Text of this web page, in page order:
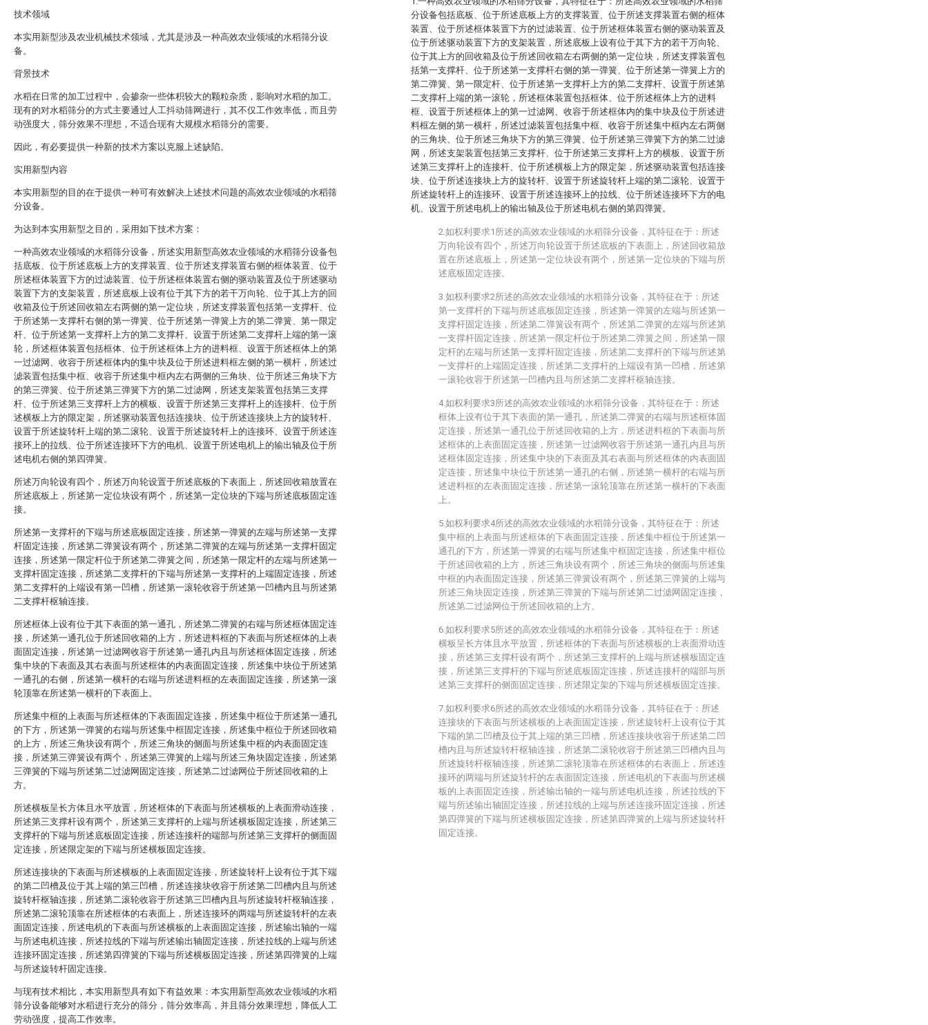
技术领域
本实用新型涉及农业机械技术领域，尤其是涉及一种高效农业领域的水稻筛分设
备。
背景技术
水稻在日常的加工过程中，会掺杂一些体积较大的颗粒杂质，影响对水稻的加工。
现有的对水稻筛分的方式主要通过人工抖动筛网进行，其不仅工作效率低，而且劳
动强度大，筛分效果不理想，不适合现有大规模水稻筛分的需要。
因此，有必要提供一种新的技术方案以克服上述缺陷。
实用新型内容
本实用新型的目的在于提供一种可有效解决上述技术问题的高效农业领域的水稻筛
分设备。
为达到本实用新型之目的，采用如下技术方案：
一种高效农业领域的水稻筛分设备，所述实用新型高效农业领域的水稻筛分设备包
括底板、位于所述底板上方的支撑装置、位于所述支撑装置右侧的框体装置、位于
所述框体装置下方的过滤装置、位于所述框体装置右侧的驱动装置及位于所述驱动
装置下方的支架装置，所述底板上设有位于其下方的若干万向轮、位于其上方的回
收箱及位于所述回收箱左右两侧的第一定位块，所述支撑装置包括第一支撑杆、位
于所述第一支撑杆右侧的第一弹簧、位于所述第一弹簧上方的第二弹簧、第一限定
杆、位于所述第一支撑杆上方的第二支撑杆、设置于所述第二支撑杆上端的第一滚
轮，所述框体装置包括框体、位于所述框体上方的进料框、设置于所述框体上的第
一过滤网、收容于所述框体内的集中块及位于所述进料框左侧的第一横杆，所述过
滤装置包括集中框、收容于所述集中框内左右两侧的三角块、位于所述三角块下方
的第三弹簧、位于所述第三弹簧下方的第二过滤网，所述支架装置包括第三支撑
杆、位于所述第三支撑杆上方的横板、设置于所述第三支撑杆上的连接杆、位于所
述横板上方的限定架，所述驱动装置包括连接块、位于所述连接块上方的旋转杆、
设置于所述旋转杆上端的第二滚轮、设置于所述旋转杆上的连接环、设置于所述连
接环上的拉线、位于所述连接环下方的电机、设置于所述电机上的输出轴及位于所
述电机右侧的第四弹簧。
所述万向轮设有四个，所述万向轮设置于所述底板的下表面上，所述回收箱放置在
所述底板上，所述第一定位块设有两个，所述第一定位块的下端与所述底板固定连
接。
所述第一支撑杆的下端与所述底板固定连接，所述第一弹簧的左端与所述第一支撑
杆固定连接，所述第二弹簧设有两个，所述第二弹簧的左端与所述第一支撑杆固定
连接，所述第一限定杆位于所述第二弹簧之间，所述第一限定杆的左端与所述第一
支撑杆固定连接，所述第二支撑杆的下端与所述第一支撑杆的上端固定连接，所述
第二支撑杆的上端设有第一凹槽，所述第一滚轮收容于所述第一凹槽内且与所述第
二支撑杆枢轴连接。
所述框体上设有位于其下表面的第一通孔，所述第二弹簧的右端与所述框体固定连
接，所述第一通孔位于所述回收箱的上方，所述进料框的下表面与所述框体的上表
面固定连接，所述第一过滤网收容于所述第一通孔内且与所述框体固定连接，所述
集中块的下表面及其右表面与所述框体的内表面固定连接，所述集中块位于所述第
一通孔的右侧，所述第一横杆的右端与所述进料框的左表面固定连接，所述第一滚
轮顶靠在所述第一横杆的下表面上。
所述集中框的上表面与所述框体的下表面固定连接，所述集中框位于所述第一通孔
的下方，所述第一弹簧的右端与所述集中框固定连接，所述集中框位于所述回收箱
的上方，所述三角块设有两个，所述三角块的侧面与所述集中框的内表面固定连
接，所述第三弹簧设有两个，所述第三弹簧的上端与所述三角块固定连接，所述第
三弹簧的下端与所述第二过滤网固定连接，所述第二过滤网位于所述回收箱的上
方。
所述横板呈长方体且水平放置，所述框体的下表面与所述横板的上表面滑动连接，
所述第三支撑杆设有两个，所述第三支撑杆的上端与所述横板固定连接，所述第三
支撑杆的下端与所述底板固定连接，所述连接杆的端部与所述第三支撑杆的侧面固
定连接，所述限定架的下端与所述横板固定连接。
所述连接块的下表面与所述横板的上表面固定连接，所述旋转杆上设有位于其下端
的第二凹槽及位于其上端的第三凹槽，所述连接块收容于所述第二凹槽内且与所述
旋转杆枢轴连接，所述第二滚轮收容于所述第三凹槽内且与所述旋转杆枢轴连接，
所述第二滚轮顶靠在所述框体的右表面上，所述连接环的两端与所述旋转杆的左表
面固定连接，所述电机的下表面与所述横板的上表面固定连接，所述输出轴的一端
与所述电机连接，所述拉线的下端与所述输出轴固定连接，所述拉线的上端与所述
连接环固定连接，所述第四弹簧的下端与所述横板固定连接，所述第四弹簧的上端
与所述旋转杆固定连接。
与现有技术相比，本实用新型具有如下有益效果：本实用新型高效农业领域的水稻
筛分设备能够对水稻进行充分的筛分，筛分效率高，并且筛分效果理想，降低人工
劳动强度，提高工作效率。
分设备包括底板、位于所述底板上方的支撑装置、位于所述支撑装置右侧的框体
装置、位于所述框体装置下方的过滤装置、位于所述框体装置右侧的驱动装置及
位于所述驱动装置下方的支架装置，所述底板上设有位于其下方的若干万向轮、
位于其上方的回收箱及位于所述回收箱左右两侧的第一定位块，所述支撑装置包
括第一支撑杆、位于所述第一支撑杆右侧的第一弹簧、位于所述第一弹簧上方的
第二弹簧、第一限定杆、位于所述第一支撑杆上方的第二支撑杆、设置于所述第
二支撑杆上端的第一滚轮，所述框体装置包括框体、位于所述框体上方的进料
框、设置于所述框体上的第一过滤网、收容于所述框体内的集中块及位于所述进
料框左侧的第一横杆，所述过滤装置包括集中框、收容于所述集中框内左右两侧
的三角块、位于所述三角块下方的第三弹簧、位于所述第三弹簧下方的第二过滤
网，所述支架装置包括第三支撑杆、位于所述第三支撑杆上方的横板、设置于所
述第三支撑杆上的连接杆、位于所述横板上方的限定架，所述驱动装置包括连接
块、位于所述连接块上方的旋转杆、设置于所述旋转杆上端的第二滚轮、设置于
所述旋转杆上的连接环、设置于所述连接环上的拉线、位于所述连接环下方的电
机、设置于所述电机上的输出轴及位于所述电机右侧的第四弹簧。
2.如权利要求1所述的高效农业领域的水稻筛分设备，其特征在于：所述
万向轮设有四个，所述万向轮设置于所述底板的下表面上，所述回收箱放
置在所述底板上，所述第一定位块设有两个，所述第一定位块的下端与所
述底板固定连接。
3.如权利要求2所述的高效农业领域的水稻筛分设备，其特征在于：所述
第一支撑杆的下端与所述底板固定连接，所述第一弹簧的左端与所述第一
支撑杆固定连接，所述第二弹簧设有两个，所述第二弹簧的左端与所述第
一支撑杆固定连接，所述第一限定杆位于所述第二弹簧之间，所述第一限
定杆的左端与所述第一支撑杆固定连接，所述第二支撑杆的下端与所述第
一支撑杆的上端固定连接，所述第二支撑杆的上端设有第一凹槽，所述第
一滚轮收容于所述第一凹槽内且与所述第二支撑杆枢轴连接。
4.如权利要求3所述的高效农业领域的水稻筛分设备，其特征在于：所述
框体上设有位于其下表面的第一通孔，所述第二弹簧的右端与所述框体固
定连接，所述第一通孔位于所述回收箱的上方，所述进料框的下表面与所
述框体的上表面固定连接，所述第一过滤网收容于所述第一通孔内且与所
述框体固定连接，所述集中块的下表面及其右表面与所述框体的内表面固
定连接，所述集中块位于所述第一通孔的右侧，所述第一横杆的右端与所
述进料框的左表面固定连接，所述第一滚轮顶靠在所述第一横杆的下表面
上。
5.如权利要求4所述的高效农业领域的水稻筛分设备，其特征在于：所述
集中框的上表面与所述框体的下表面固定连接，所述集中框位于所述第一
通孔的下方，所述第一弹簧的右端与所述集中框固定连接，所述集中框位
于所述回收箱的上方，所述三角块设有两个，所述三角块的侧面与所述集
中框的内表面固定连接，所述第三弹簧设有两个，所述第三弹簧的上端与
所述三角块固定连接，所述第三弹簧的下端与所述第二过滤网固定连接，
所述第二过滤网位于所述回收箱的上方。
6.如权利要求5所述的高效农业领域的水稻筛分设备，其特征在于：所述
横板呈长方体且水平放置，所述框体的下表面与所述横板的上表面滑动连
接，所述第三支撑杆设有两个，所述第三支撑杆的上端与所述横板固定连
接，所述第三支撑杆的下端与所述底板固定连接，所述连接杆的端部与所
述第三支撑杆的侧面固定连接，所述限定架的下端与所述横板固定连接。
7.如权利要求6所述的高效农业领域的水稻筛分设备，其特征在于：所述
连接块的下表面与所述横板的上表面固定连接，所述旋转杆上设有位于其
下端的第二凹槽及位于其上端的第三凹槽，所述连接块收容于所述第二凹
槽内且与所述旋转杆枢轴连接，所述第二滚轮收容于所述第三凹槽内且与
所述旋转杆枢轴连接，所述第二滚轮顶靠在所述框体的右表面上，所述连
接环的两端与所述旋转杆的左表面固定连接，所述电机的下表面与所述横
板的上表面固定连接，所述输出轴的一端与所述电机连接，所述拉线的下
端与所述输出轴固定连接，所述拉线的上端与所述连接环固定连接，所述
第四弹簧的下端与所述横板固定连接，所述第四弹簧的上端与所述旋转杆
固定连接。